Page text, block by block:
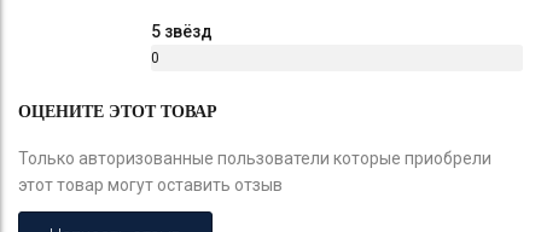
5 звёзд
0
ОЦЕНИТЕ ЭТОТ ТОВАР
Только авторизованные пользователи которые приобрели
этот товар могут оставить отзыв